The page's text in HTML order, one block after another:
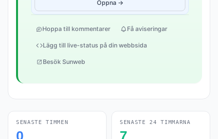
Öppna →
Hoppa till kommentarer Få aviseringar
Lägg till live-status på din webbsida
Besök Sunweb
SENASTE TIMMEN
0
SENASTE 24 TIMMARNA
7